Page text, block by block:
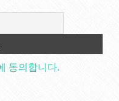
동의합니다.